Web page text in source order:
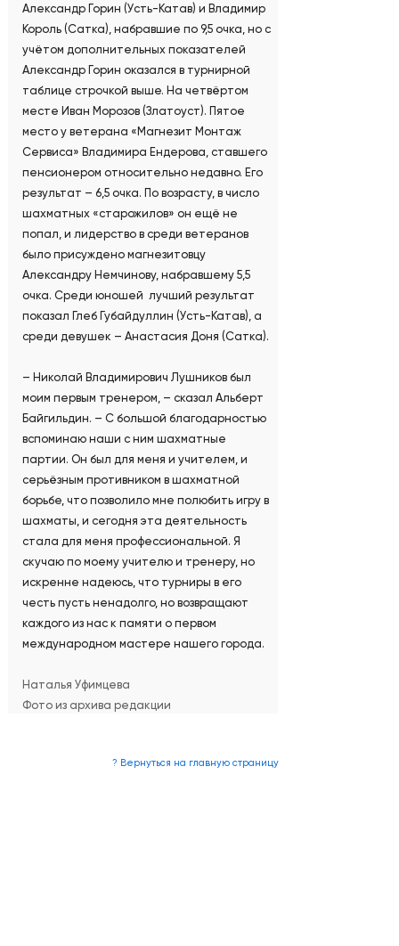
? Вернуться на главную страницу
Александр Горин (Усть-Катав) и Владимир
Король (Сатка), набравшие по 9,5 очка, но с
учётом дополнительных показателей
Александр Горин оказался в турнирной
таблице строчкой выше. На четвёртом
месте Иван Морозов (Златоуст). Пятое
место у ветерана «Магнезит Монтаж
Сервиса» Владимира Ендерова, ставшего
пенсионером относительно недавно. Его
результат – 6,5 очка. По возрасту, в число
шахматных «старожилов» он ещё не
попал, и лидерство в среди ветеранов
было присуждено магнезитовцу
Александру Немчинову, набравшему 5,5
очка. Среди юношей лучший результат
показал Глеб Губайдуллин (Усть-Катав), а
среди девушек – Анастасия Доня (Сатка).
– Николай Владимирович Лушников был
моим первым тренером, – сказал Альберт
Байгильдин. – С большой благодарностью
вспоминаю наши с ним шахматные
партии. Он был для меня и учителем, и
серьёзным противником в шахматной
борьбе, что позволило мне полюбить игру в
шахматы, и сегодня эта деятельность
стала для меня профессиональной. Я
скучаю по моему учителю и тренеру, но
искренне надеюсь, что турниры в его
честь пусть ненадолго, но возвращают
каждого из нас к памяти о первом
международном мастере нашего города.
Наталья Уфимцева
Фото из архива редакции